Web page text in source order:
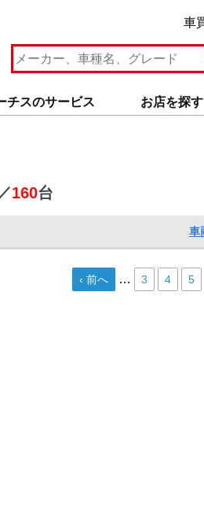
車
チスのサービス お店を探す
160台
車
‹ 前へ … 3 4 5